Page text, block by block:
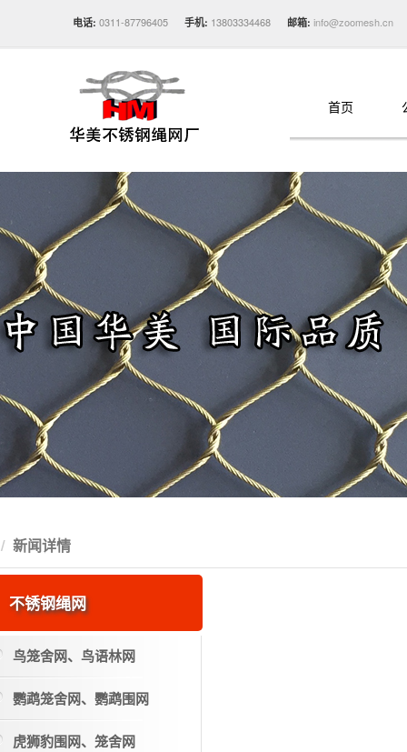
电话: 0311-87796405 手机: 13803334468 邮箱: info@zoomesh.cn
首页
新闻详情
不锈钢绳网
鸟笼舍网、鸟语林网
鹦鹉笼舍网、鹦鹉围网
虎狮豹围网、笼舍网